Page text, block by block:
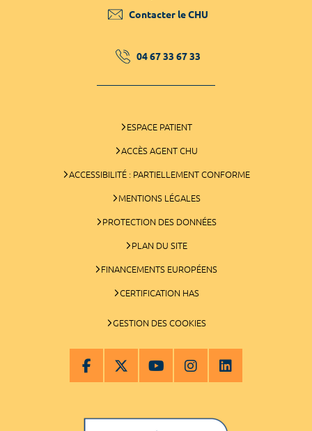
Contacter le CHU
04 67 33 67 33
ESPACE PATIENT
ACCÈS AGENT CHU
ACCESSIBILITÉ : PARTIELLEMENT CONFORME
MENTIONS LÉGALES
PROTECTION DES DONNÉES
PLAN DU SITE
FINANCEMENTS EUROPÉENS
CERTIFICATION HAS
GESTION DES COOKIES